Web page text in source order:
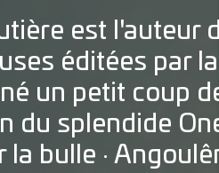
est l'auteur
éditées par
un petit coup
du splendide
la bulle ·